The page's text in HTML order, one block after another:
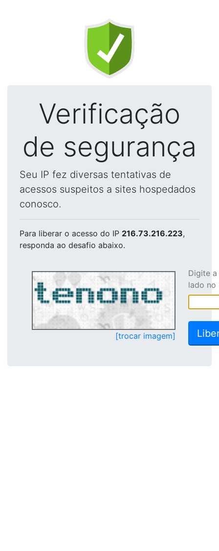
Verificação
de segurança
Seu IP fez diversas tentativas de
acessos suspeitos a sites hospedados
conosco.
Para liberar o acesso do IP 216.73.216.223,
responda ao desafio abaixo.
[trocar imagem]
Digite
lado no